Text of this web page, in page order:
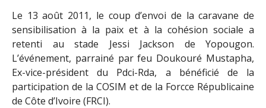
Le 13 août 2011, le coup d’envoi de la caravane de
sensibilisation à la paix et à la cohésion sociale a
retenti au stade Jessi Jackson de Yopougon.
L’événement, parrainé par feu Doukouré Mustapha,
Ex-vice-président du Pdci-Rda, a bénéficié de la
participation de la COSIM et de la Forcce Républicaine
de Côte d’Ivoire (FRCI).